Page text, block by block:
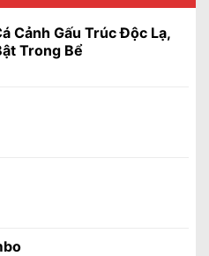
Cảnh Gấu Trúc Độc Lạ,
Trong Bể